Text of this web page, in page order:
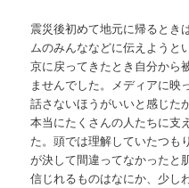
震災後初めて地元に帰るとき
ムのみんななどに伝えようと
京に戻ってきたとき自分から
ませんでした。メディアに映
話さないほうがいいと感じた
本当にたくさんの人たちに支
た。頭では理解していたつも
が決して間違ってなかったと
信じれるものはなにか、少し